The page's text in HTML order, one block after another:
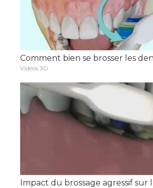
Comment bien se brosser les
Vidéos 3D
Impact du brossage agressif sur